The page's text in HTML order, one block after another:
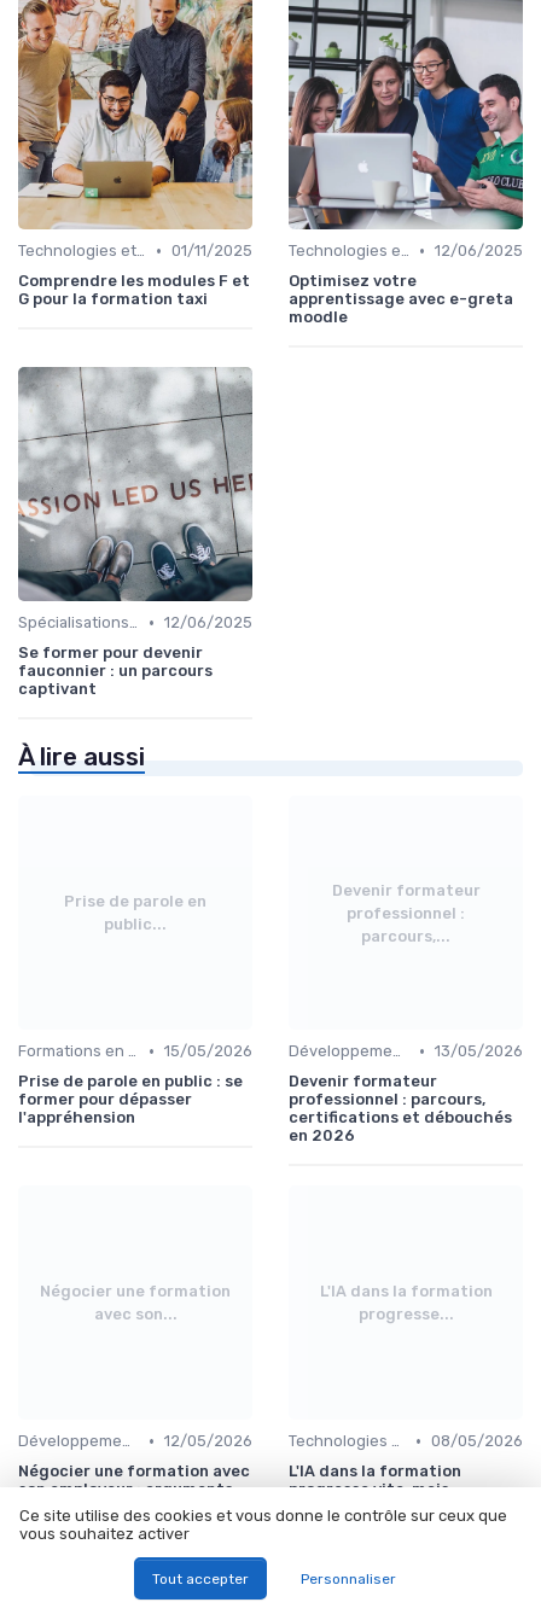
Technologies et informatique • 01/11/2025
Comprendre les modules F et
G pour la formation taxi
Technologies et informatique • 12/06/2025
Optimisez votre
apprentissage avec e-greta
moodle
Spécialisations sectorielles • 12/06/2025
Se former pour devenir
fauconnier : un parcours
captivant
À lire aussi
Prise de parole en
public...
Formations en communication • 15/05/2026
Prise de parole en public : se
former pour dépasser
l'appréhension
Devenir formateur
professionnel :
parcours,...
Développement professionnel • 13/05/2026
Devenir formateur
professionnel : parcours,
certifications et débouchés
en 2026
Négocier une formation
avec son...
Développement professionnel • 12/05/2026
Négocier une formation avec
son employeur : arguments,
timing et erreurs à éviter
L'IA dans la formation
progresse...
Technologies et informatique • 08/05/2026
L'IA dans la formation
progresse vite, mais
l'enthousiasme des
professionnels recule
Ce site utilise des cookies et vous donne le contrôle sur ceux que
vous souhaitez activer
Tout accepter Personnaliser